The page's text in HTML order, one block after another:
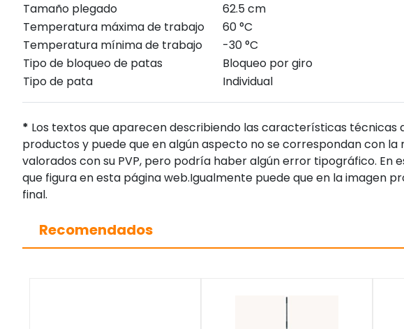
Tamaño plegado
62.5 cm
Temperatura máxima de trabajo
60 °C
Temperatura mínima de trabajo
-30 °C
Tipo de bloqueo de patas
Bloqueo por giro
Tipo de pata
Individual
* Los textos que aparecen describiendo las características
productos y puede que en algún aspecto no se correspondan con
valorados con su PVP, pero podría haber algún error tipográfico.
que figura en esta página web.Igualmente puede que en la
final.
Recomendados